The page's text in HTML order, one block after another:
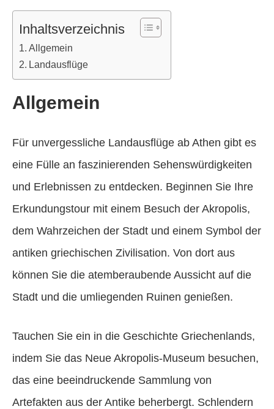
Inhaltsverzeichnis
Allgemein
Landausflüge
Allgemein
Für unvergessliche Landausflüge ab Athen gibt es
eine Fülle an faszinierenden Sehenswürdigkeiten
und Erlebnissen zu entdecken. Beginnen Sie Ihre
Erkundungstour mit einem Besuch der Akropolis,
dem Wahrzeichen der Stadt und einem Symbol der
antiken griechischen Zivilisation. Von dort aus
können Sie die atemberaubende Aussicht auf die
Stadt und die umliegenden Ruinen genießen.
Tauchen Sie ein in die Geschichte Griechenlands,
indem Sie das Neue Akropolis-Museum besuchen,
das eine beeindruckende Sammlung von
Artefakten aus der Antike beherbergt. Schlendern